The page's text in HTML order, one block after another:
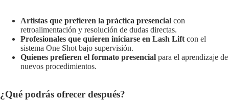
Artistas que prefieren la práctica presencial con
retroalimentación y resolución de dudas directas.
Profesionales que quieren iniciarse en Lash Lift con el
sistema One Shot bajo supervisión.
Quienes prefieren el formato presencial para el aprendizaje de
nuevos procedimientos.
¿Qué podrás ofrecer después?